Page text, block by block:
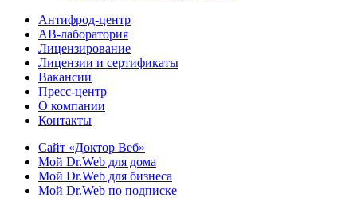
Антифрод-центр
АВ-лаборатория
Лицензирование
Лицензии и сертификаты
Вакансии
Пресс-центр
О компании
Контакты
Сайт «Доктор Веб»
Мой Dr.Web для дома
Мой Dr.Web для бизнеса
Мой Dr.Web по подписке